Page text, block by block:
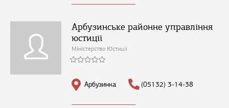
Арбузинське районне управління
юстиції
Міністерство Юстиції
Арбузинка (05132) 3-14-38